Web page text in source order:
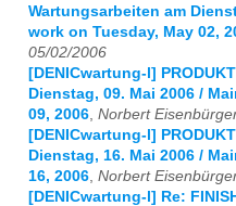
Wartungsarbeiten am
work on Tuesday, May 02,
05/02/2006
[DENICwartung-l]
Dienstag, 09. Mai 2006 /
09, 2006 Norbert
[DENICwartung-l]
Dienstag, 16. Mai 2006 /
16, 2006 Norbert
[DENICwartung-l] Re: